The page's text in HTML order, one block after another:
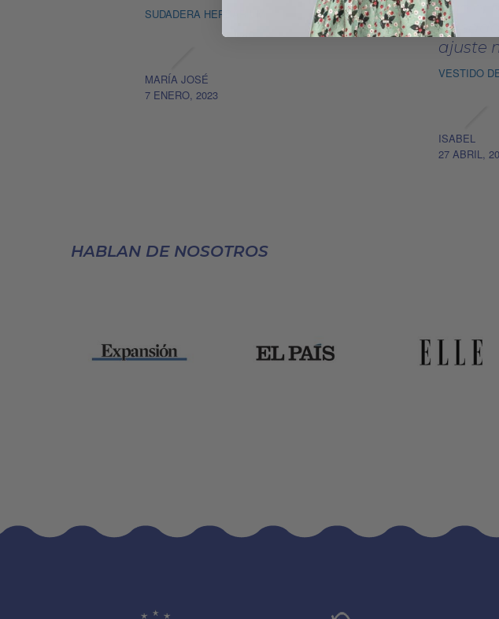
SUDADERA HERBARIUM
MARÍA JOSÉ
7 ENERO, 2023
que el
ajuste
VESTIDO
ISABEL
27 ABRIL,
HABLAN DE NOSOTROS